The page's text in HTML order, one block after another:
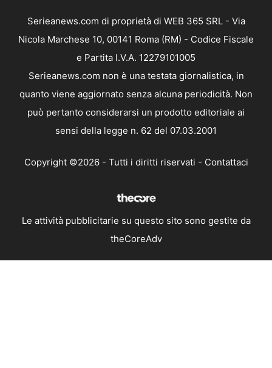
Serieanews.com di proprietà di WEB 365 SRL - Via
Nicola Marchese 10, 00141 Roma (RM) - Codice Fiscale
e Partita I.V.A. 12279101005
Serieanews.com non è una testata giornalistica, in
quanto viene aggiornato senza alcuna periodicità. Non
può pertanto considerarsi un prodotto editoriale ai
sensi della legge n. 62 del 07.03.2001
Copyright ©2026 - Tutti i diritti riservati - Contattaci
Le attività pubblicitarie su questo sito sono gestite da
theCoreAdv